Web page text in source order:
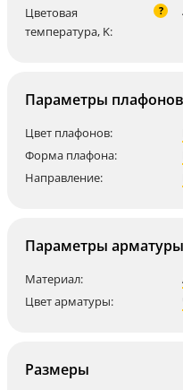
Цветовая
температура, K:
?
Параметры плафонов
Цвет плафонов:
Форма плафона:
Направление:
Параметры арматуры
Материал:
Цвет арматуры:
Размеры